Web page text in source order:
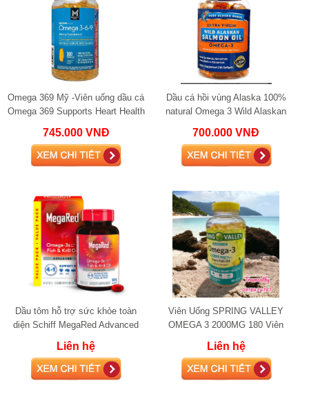
Omega 369 Mỹ -Viên uống dầu cá
Omega 369 Supports Heart Health
745.000 VNĐ
Dầu cá hồi vùng Alaska 100%
natural Omega 3 Wild Alaskan
700.000 VNĐ
Dầu tôm hỗ trợ sức khỏe toàn
diện Schiff MegaRed Advanced
500mg
Liên hệ
Viên Uống SPRING VALLEY
OMEGA 3 2000MG 180 Viên
Liên hệ